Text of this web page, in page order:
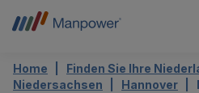
Home
Finden Sie Ihre
Niedersachsen
Hannover